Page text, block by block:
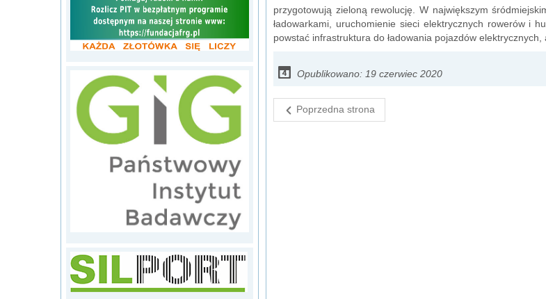
przygotowują zieloną rewolucję. W największym
ładowarkami, uruchomienie sieci elektrycznych rowerów i
powstać infrastruktura do ładowania pojazdów
Opublikowano: 19 czerwiec 2020
Poprzedna strona